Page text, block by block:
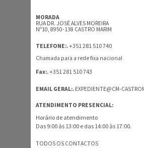
MORADA
RUA DR. JOSÉ ALVES MOREIRA
Nº10, 8950-138 CASTRO MARIM
TELEFONE:.+351 281 510 740
Chamada para a rede fixa nacional
Fax:.+351 281 510 743
EMAIL GERAL:. EXPEDIENTE@CM-
ATENDIMENTO PRESENCIAL:
Horário de atendimento
Das 9:00 às 13:00 e das 14:00 às 17:00.
TODOS OS CONTACTOS